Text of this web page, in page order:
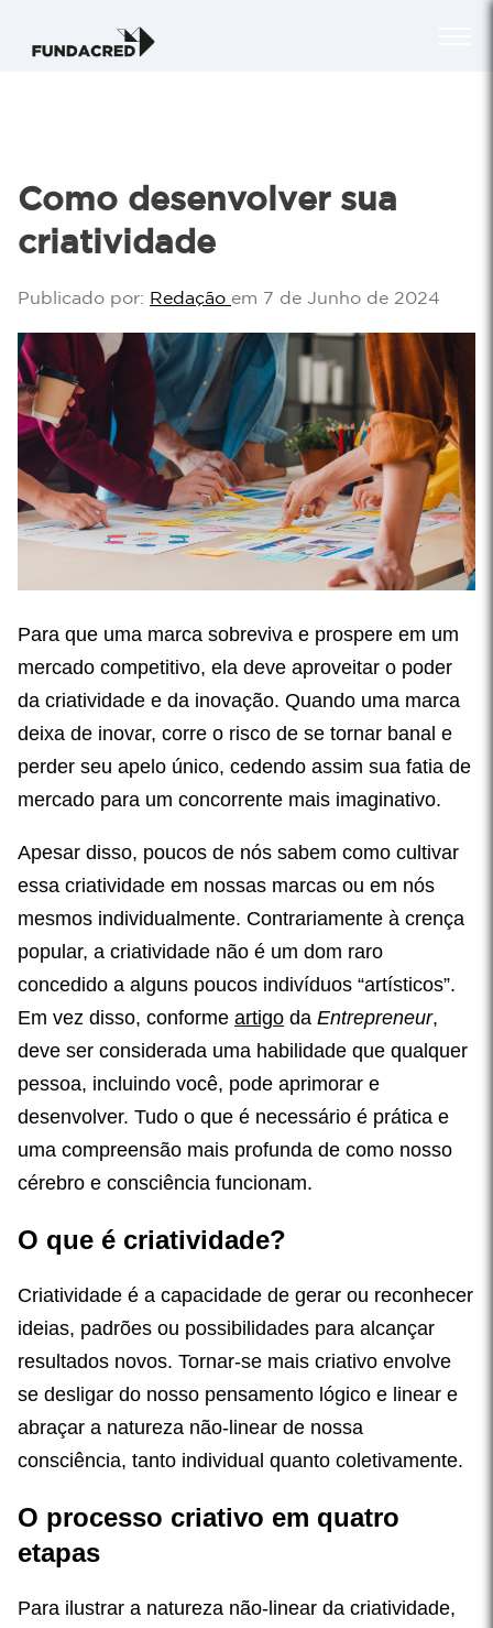
Como desenvolver sua
criatividade
Publicado por: Redação em 7 de Junho de 2024
Para que uma marca sobreviva e prospere em um
mercado competitivo, ela deve aproveitar o poder
da criatividade e da inovação. Quando uma marca
deixa de inovar, corre o risco de se tornar banal e
perder seu apelo único, cedendo assim sua fatia de
mercado para um concorrente mais imaginativo.
Apesar disso, poucos de nós sabem como cultivar
essa criatividade em nossas marcas ou em nós
mesmos individualmente. Contrariamente à crença
popular, a criatividade não é um dom raro
concedido a alguns poucos indivíduos “artísticos”.
Em vez disso, conforme artigo da Entrepreneur,
deve ser considerada uma habilidade que qualquer
pessoa, incluindo você, pode aprimorar e
desenvolver. Tudo o que é necessário é prática e
uma compreensão mais profunda de como nosso
cérebro e consciência funcionam.
O que é criatividade?
Criatividade é a capacidade de gerar ou reconhecer
ideias, padrões ou possibilidades para alcançar
resultados novos. Tornar-se mais criativo envolve
se desligar do nosso pensamento lógico e linear e
abraçar a natureza não-linear de nossa
consciência, tanto individual quanto coletivamente.
O processo criativo em quatro
etapas
Para ilustrar a natureza não-linear da criatividade,